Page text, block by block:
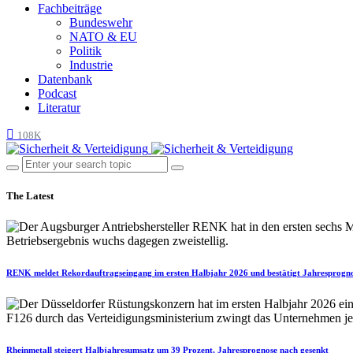
Fachbeiträge
Bundeswehr
NATO & EU
Politik
Industrie
Datenbank
Podcast
Literatur
108K
The Latest
RENK meldet Rekordauftragseingang im ersten Halbjahr 2026 und bestätigt
Rheinmetall steigert Halbjahresumsatz um 39 Prozent, Jahresprognose nach gesenkt